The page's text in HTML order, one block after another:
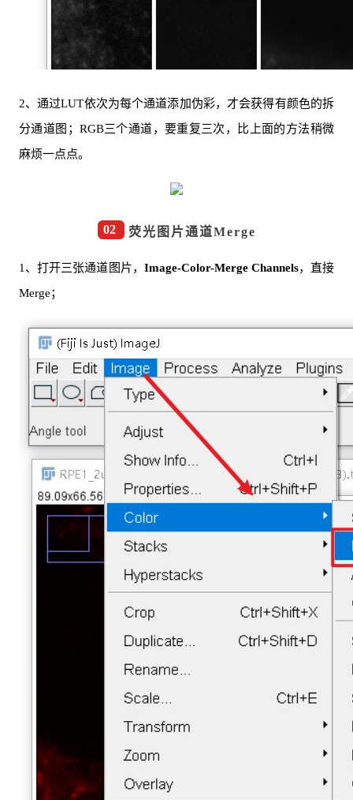
2、通过LUT依次为每个通道添加伪彩，才会获得有颜色的拆
分通道图；RGB三个通道，要重复三次，比上面的方法稍微
麻烦一点点。
02 荧光图片通道Merge
1、打开三张通道图片， Image-Color-Merge Channels，直接
Merge；